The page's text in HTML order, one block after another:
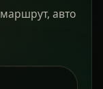
авто